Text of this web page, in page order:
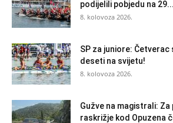
podijelili pobjedu na
8. kolovoza 2026.
SP za juniore: Četverac
deseti na svijetu!
8. kolovoza 2026.
Gužve na magistrali:
raskrižje kod Opuzena